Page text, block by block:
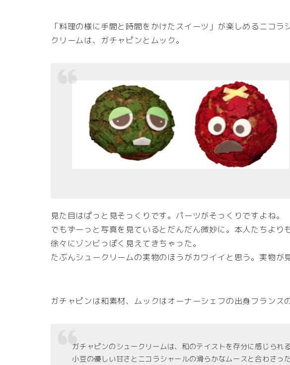
「料理の様に手間と時間をかけたスイーツ」が楽しめるニコ
クリームは、ガチャピンとムック。
見た目はぱっと見そっくりです。パーツがそっくりですよね。
でもずーっと写真を見ているとだんだん微妙に。本人たちより
徐々にゾンビっぽく見えてきちゃった。
たぶんシュークリームの実物のほうがカワイイと思う。実物が
ガチャピンは和素材、ムックはオーナーシェフの出身フランス
ガチャピンのシュークリームは、和のテイストを存分に感じられ
小豆の優しい甘さとニコラシャールの滑らかなムースと合わさっ